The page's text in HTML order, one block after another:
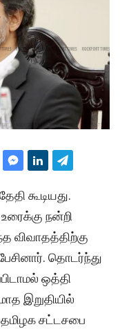
கூடியது.
நன்றி
விவாதத்திற்கு
தொடர்ந்து
ஒத்தி
இறுதியில்
சட்டசபை